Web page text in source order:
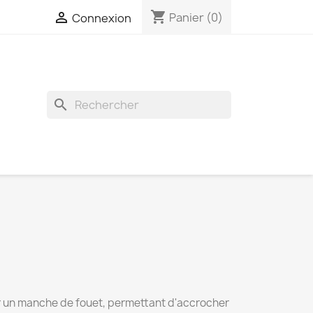
 Connexion shopping_cart Panier (0)
search
un manche de fouet, permettant d'accrocher